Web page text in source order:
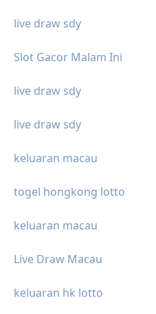
live draw sdy
Slot Gacor Malam Ini
live draw sdy
live draw sdy
keluaran macau
togel hongkong lotto
keluaran macau
Live Draw Macau
keluaran hk lotto